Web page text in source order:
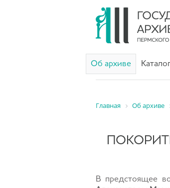
Об архиве
Главная Об архиве
В предстоящее